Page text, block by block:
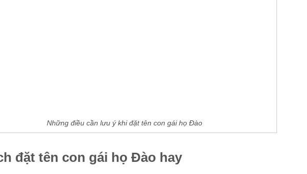
Những điều cần lưu ý khi đặt tên con gái họ Đào
đặt tên con gái họ Đào hay